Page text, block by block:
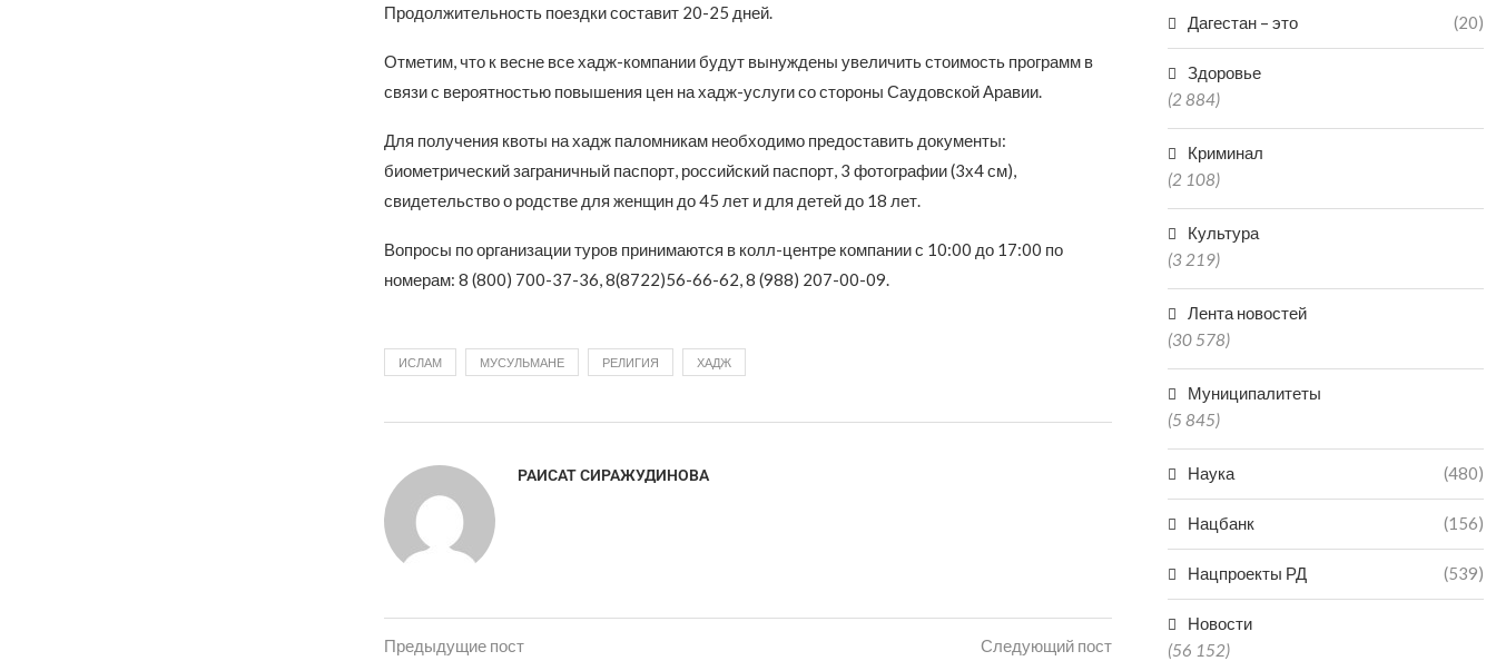
Продолжительность поездки составит 20-25 дней.
Отметим, что к весне все хадж-компании будут вынуждены увеличить стоимость программ в
связи с вероятностью повышения цен на хадж-услуги со стороны Саудовской Аравии.
Для получения квоты на хадж паломникам необходимо предоставить документы:
биометрический заграничный паспорт, российский паспорт, 3 фотографии (3х4 см),
свидетельство о родстве для женщин до 45 лет и для детей до 18 лет.
Вопросы по организации туров принимаются в колл-центре компании с 10:00 до 17:00 по
номерам: 8 (800) 700-37-36, 8(8722)56-66-62, 8 (988) 207-00-09.
ИСЛАМ МУСУЛЬМАНЕ РЕЛИГИЯ ХАДЖ
РАИСАТ СИРАЖУДИНОВА
Предыдущие пост Следующий пост
Дагестан – это (20)
Здоровье
(2 884)
Криминал
(2 108)
Культура
(3 219)
Лента новостей
(30 578)
Муниципалитеты
(5 845)
Наука (480)
Нацбанк (156)
Нацпроекты РД (539)
Новости
(56 152)